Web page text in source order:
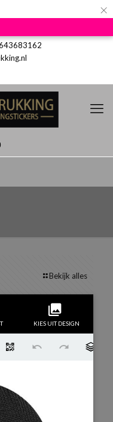
×
Bekijk alles
KIES UIT DESIGN